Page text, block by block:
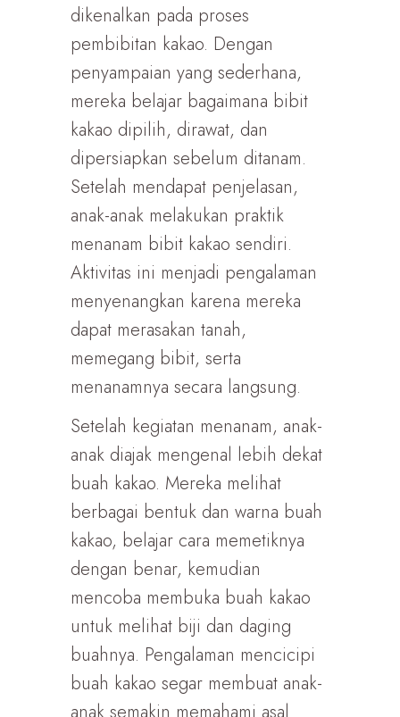
dikenalkan pada proses
pembibitan kakao. Dengan
penyampaian yang sederhana,
mereka belajar bagaimana bibit
kakao dipilih, dirawat, dan
dipersiapkan sebelum ditanam.
Setelah mendapat penjelasan,
anak-anak melakukan praktik
menanam bibit kakao sendiri.
Aktivitas ini menjadi pengalaman
menyenangkan karena mereka
dapat merasakan tanah,
memegang bibit, serta
menanamnya secara langsung.
Setelah kegiatan menanam, anak-
anak diajak mengenal lebih dekat
buah kakao. Mereka melihat
berbagai bentuk dan warna buah
kakao, belajar cara memetiknya
dengan benar, kemudian
mencoba membuka buah kakao
untuk melihat biji dan daging
buahnya. Pengalaman mencicipi
buah kakao segar membuat anak-